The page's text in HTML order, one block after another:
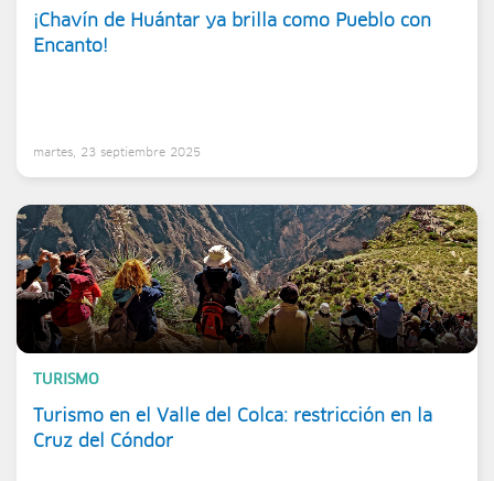
¡Chavín de Huántar ya brilla como Pueblo con
Encanto!
martes, 23 septiembre 2025
TURISMO
Turismo en el Valle del Colca: restricción en la
Cruz del Cóndor